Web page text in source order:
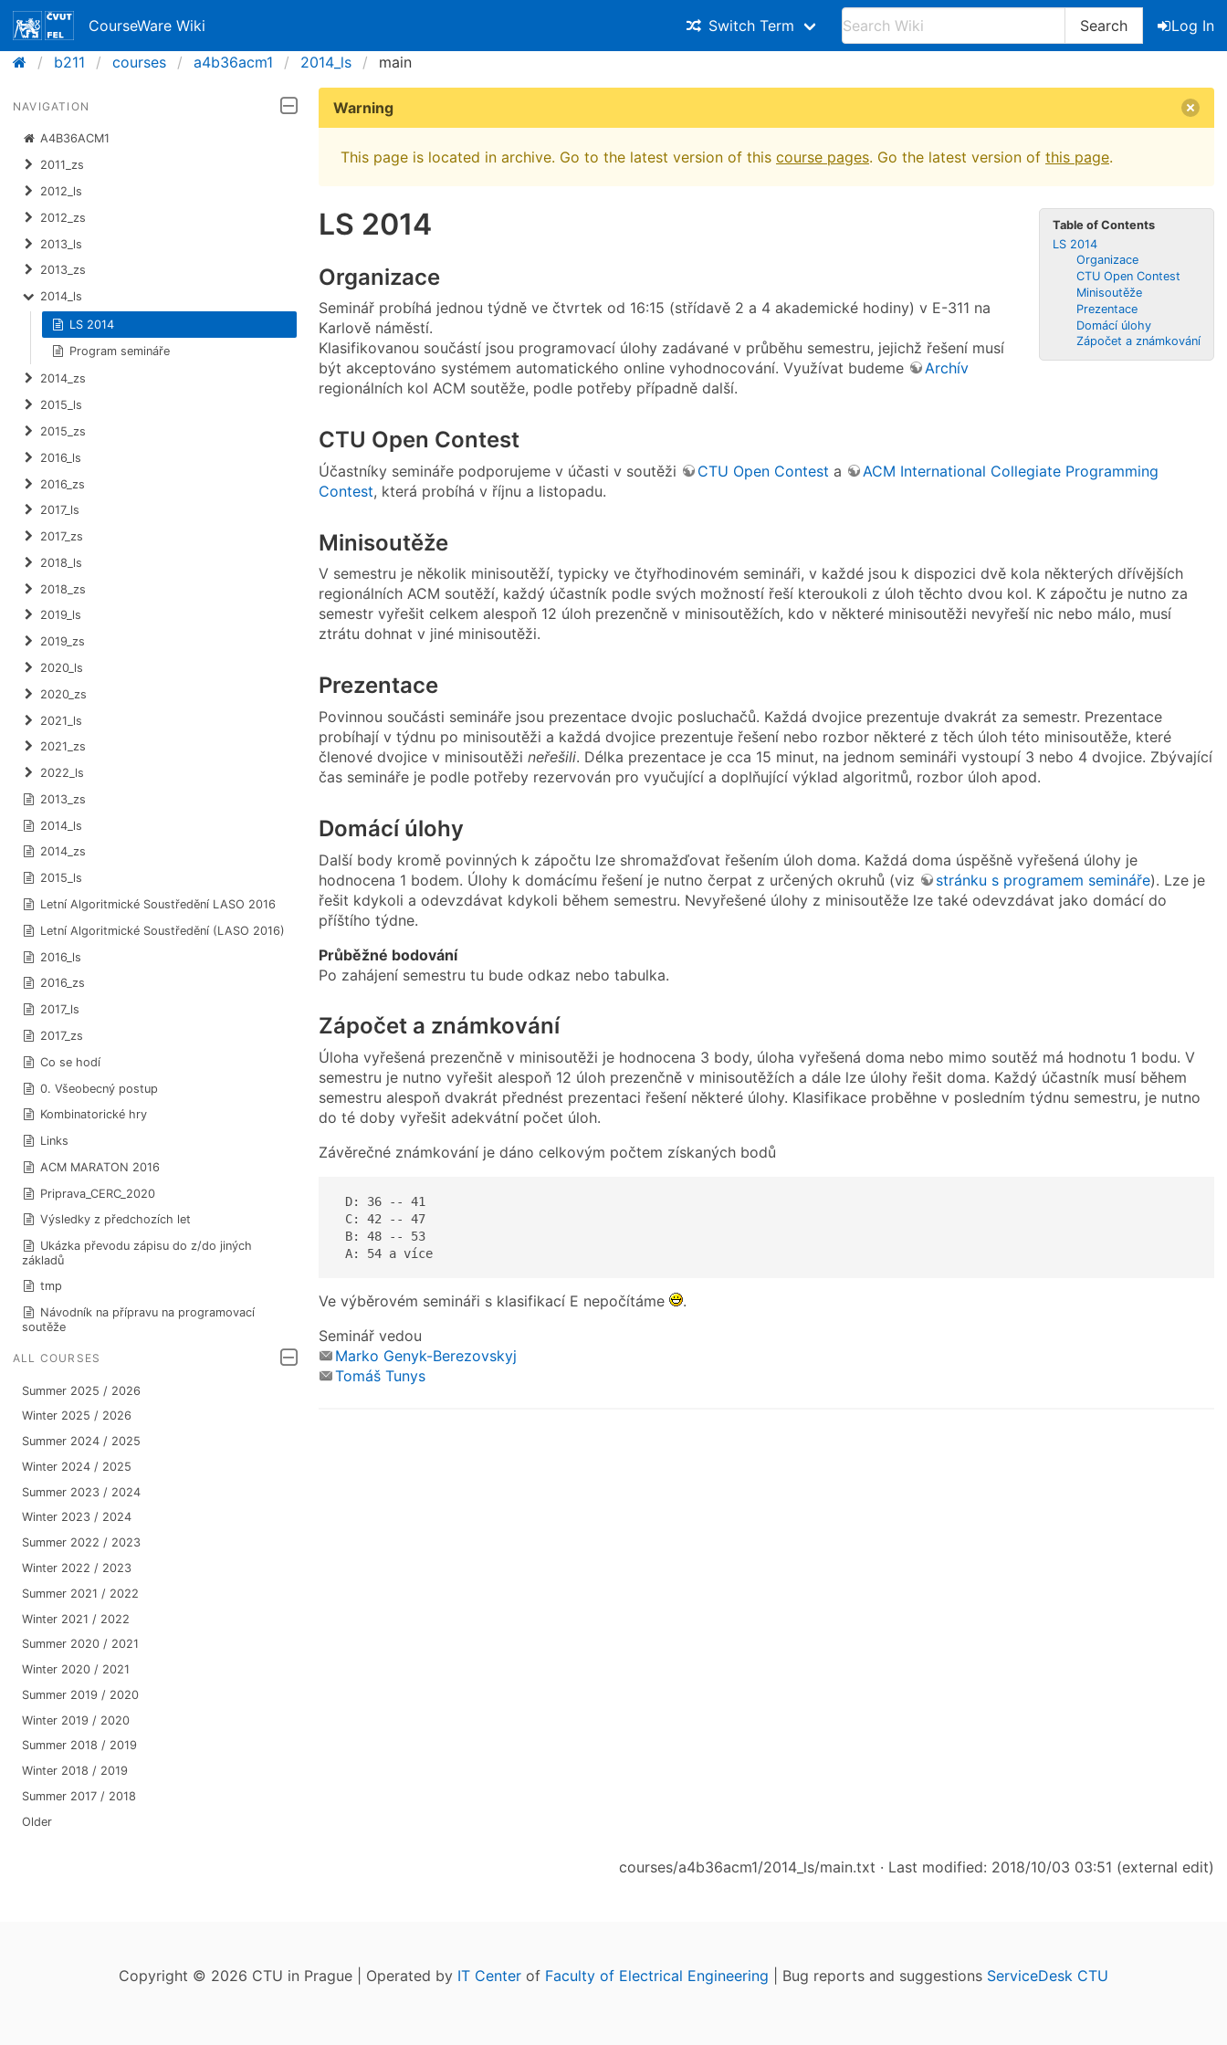
CourseWare Wiki Switch Term Search
Log In
b211
courses a4b36acm1 2014_ls main
NAVIGATION
A4B36ACM1
2011_zs
2012_ls
2012_zs
2013_ls
2013_zs
2014_ls
LS 2014
Program semináře
2014_zs
2015_ls
2015_zs
2016_ls
2016_zs
2017_ls
2017_zs
2018_ls
2018_zs
2019_ls
2019_zs
2020_ls
2020_zs
2021_ls
2021_zs
2022_ls
2013_zs
2014_ls
2014_zs
2015_ls
Letní Algoritmické Soustředění LASO 2016
Letní Algoritmické Soustředění (LASO 2016)
2016_ls
2016_zs
2017_ls
2017_zs
Co se hodí
0. Všeobecný postup
Kombinatorické hry
Links
ACM MARATON 2016
Priprava_CERC_2020
Výsledky z předchozích let
Ukázka převodu zápisu do z/do jiných
základů
tmp
Návodník na přípravu na programovací
soutěže
ALL COURSES
Summer 2025 / 2026
Winter 2025 / 2026
Summer 2024 / 2025
Winter 2024 / 2025
Summer 2023 / 2024
Winter 2023 / 2024
Summer 2022 / 2023
Winter 2022 / 2023
Summer 2021 / 2022
Winter 2021 / 2022
Summer 2020 / 2021
Winter 2020 / 2021
Summer 2019 / 2020
Winter 2019 / 2020
Summer 2018 / 2019
Winter 2018 / 2019
Summer 2017 / 2018
Older
Warning
This page is located in archive. Go to the latest version of this course pages. Go the latest version of this page.
Table of Contents
LS 2014
Organizace
CTU Open Contest
Minisoutěže
Prezentace
Domácí úlohy
Zápočet a známkování
LS 2014
Organizace
Seminář probíhá jednou týdně ve čtvrtek od 16:15 (střídavě 2 a 4 akademické hodiny) v E-311 na
Karlově náměstí.
Klasifikovanou součástí jsou programovací úlohy zadávané v průběhu semestru, jejichž řešení musí
být akceptováno systémem automatického online vyhodnocování. Využívat budeme
Archív
regionálních kol ACM soutěže, podle potřeby případně další.
CTU Open Contest
Účastníky semináře podporujeme v účasti v soutěži CTU Open Contest a
ACM International Collegiate Programming
Contest, která probíhá v říjnu a listopadu.
Minisoutěže
V semestru je několik minisoutěží, typicky ve čtyřhodinovém semináři, v každé jsou k dispozici dvě kola některých dřívějších
regionálních ACM soutěží, každý účastník podle svých možností řeší kteroukoli z úloh těchto dvou kol. K zápočtu je nutno za
semestr vyřešit celkem alespoň 12 úloh prezenčně v minisoutěžích, kdo v některé minisoutěži nevyřeší nic nebo málo, musí
ztrátu dohnat v jiné minisoutěži.
Prezentace
Povinnou součásti semináře jsou prezentace dvojic posluchačů. Každá dvojice prezentuje dvakrát za semestr. Prezentace
probíhají v týdnu po minisoutěži a každá dvojice prezentuje řešení nebo rozbor některé z těch úloh této minisoutěže, které
členové dvojice v minisoutěži neřešili. Délka prezentace je cca 15 minut, na jednom semináři vystoupí 3 nebo 4 dvojice. Zbývající
čas semináře je podle potřeby rezervován pro vyučující a doplňující výklad algoritmů, rozbor úloh apod.
Domácí úlohy
Další body kromě povinných k zápočtu lze shromažďovat řešením úloh doma. Každá doma úspěšně vyřešená úlohy je
hodnocena 1 bodem. Úlohy k domácímu řešení je nutno čerpat z určených okruhů (viz
stránku s programem semináře). Lze je
řešit kdykoli a odevzdávat kdykoli během semestru. Nevyřešené úlohy z minisoutěže lze také odevzdávat jako domácí do
příštího týdne.
Průběžné bodování
Po zahájení semestru tu bude odkaz nebo tabulka.
Zápočet a známkování
Úloha vyřešená prezenčně v minisoutěži je hodnocena 3 body, úloha vyřešená doma nebo mimo soutěź má hodnotu 1 bodu. V
semestru je nutno vyřešit alespoň 12 úloh prezenčně v minisoutěžích a dále lze úlohy řešit doma. Každý účastník musí během
semestru alespoň dvakrát přednést prezentaci řešení některé úlohy. Klasifikace proběhne v posledním týdnu semestru, je nutno
do té doby vyřešit adekvátní počet úloh.
Závěrečné známkování je dáno celkovým počtem získaných bodů
D: 36 -- 41
C: 42 -- 47
B: 48 -- 53
A: 54 a více
Ve výběrovém semináři s klasifikací E nepočítáme
.
Seminář vedou
Marko Genyk-Berezovskyj
Tomáš Tunys
courses/a4b36acm1/2014_ls/main.txt · Last modified: 2018/10/03 03:51 (external edit)
Copyright © 2026 CTU in Prague | Operated by IT Center of Faculty of Electrical Engineering | Bug reports and suggestions ServiceDesk CTU